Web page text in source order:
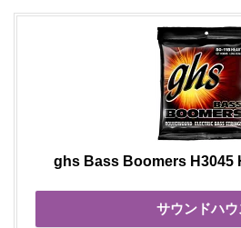
ghs Bass Boomers H3045
サウンドハウ